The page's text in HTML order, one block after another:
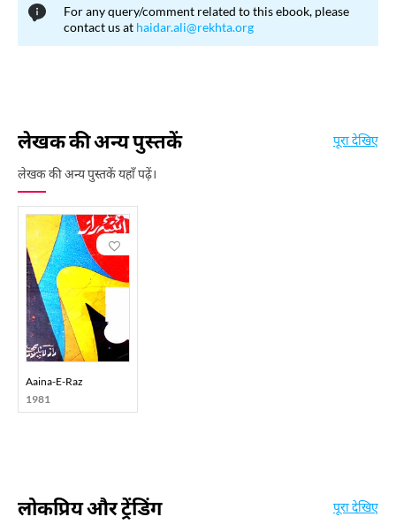
For any query/comment related to this ebook, please
contact us at haidar.ali@rekhta.org
लेखक की अन्य पुस्तकें
लेखक की अन्य पुस्तकें यहाँ पढ़ें।
पूरा देखिए
Aaina-E-Raz
1981
लोकप्रिय और ट्रेंडिंग पूरा देखिए